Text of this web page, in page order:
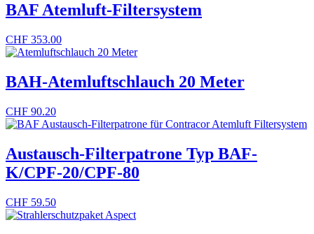
BAF Atemluft-Filtersystem
CHF 353.00
BAH-Atemluftschlauch 20 Meter
CHF 90.20
Austausch-Filterpatrone Typ BAF-
K/CPF-20/CPF-80
CHF 59.50